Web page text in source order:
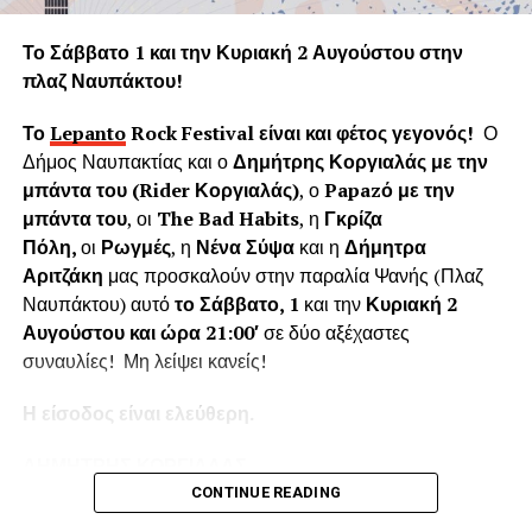
Η «Εφορεία Αρχαιοτήτων Αιτωλοακαρνανίας και
κόπηκαν δημιουργούσαν προβλήματα στο τείχος του
ενετικού κάστρου. Όμως τα δέντρα του κάστρου
προέρχονται από τις δεντροφυτεύσεις που έγιναν
νομίμως από το 1914 έως το 1939 (έγκριση από το
Υπουργείο Εσωτερικών και κατόπιν από το Υπουργείο
Γεωργίας υπό την γραμματεία του Ιωάννη Μπρικόλα) και
βρίσκονται σε απόσταση ασφαλείας από τα τείχη.
Συνεπώς πολλά από τα δέντρα έχουν ηλικία άνω των 100
ετών χωρίς να έχει αναφερθεί κάποιο πρόβλημα στη
στατικότητα των τειχών που να οφείλεται στην πλήρη
ανάπτυξη του ριζικού συστήματος. Το Δασαρχείο
Ναυπάκτου βεβαιώνει ότι δεν υπάρχει σχετική μελέτη ούτε
Επίσης εντός του κάστρου υπάρχει σύγχρονο σύστημα
πυροπροστασίας το οποίο μπορεί να το προστατέψει από
Το Σάββατο 1 και την Κυριακή 2 Αυγούστου στην
πλαζ Ναυπάκτου!
ΤοLepantoRockFestivalείναι και φέτος γεγονός! Ο
Δήμος Ναυπακτίας και οΔημήτρης Κοργιαλάς με την
μπάντα του (RiderΚοργιαλάς), οPapazό με την
μπάντα του, οι The Bad Habits, η Γκρίζα
Πόλη,οι Ρωγμές, η Νένα Σύψακαι η Δήμητρα
Αριτζάκη μας προσκαλούν στην παραλία Ψανής (Πλαζ
Ναυπάκτου) αυτότο Σάββατο, 1 και τηνΚυριακή 2
Αυγούστου και ώρα 21:00′σε δύο αξέχαστες
συναυλίες! Μη λείψει κανείς!
Η είσοδος είναι ελεύθερη.
Δημήτρης Κοργιαλάςείναι
CONTINUE READING